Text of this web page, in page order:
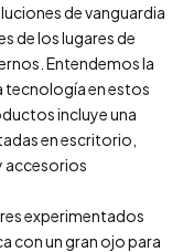
de vanguardia
de los lugares de
Entendemos la
tecnología en estos
incluye una
en escritorio,
accesorios
experimentados
con un gran ojo para